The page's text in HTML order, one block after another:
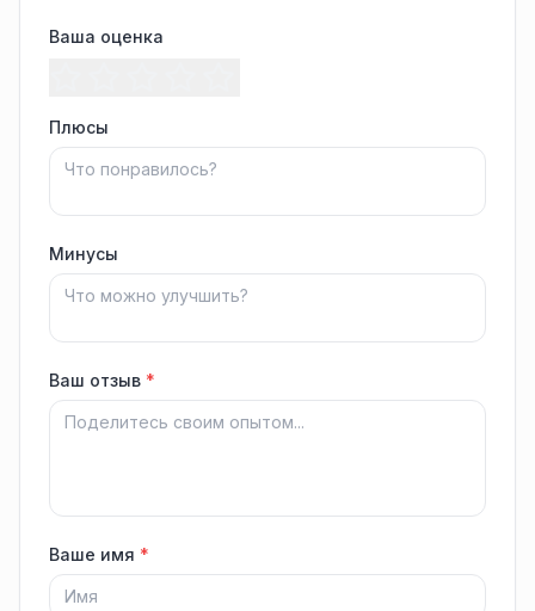
Ваша оценка
Плюсы
Минусы
Ваш отзыв *
Ваше имя *